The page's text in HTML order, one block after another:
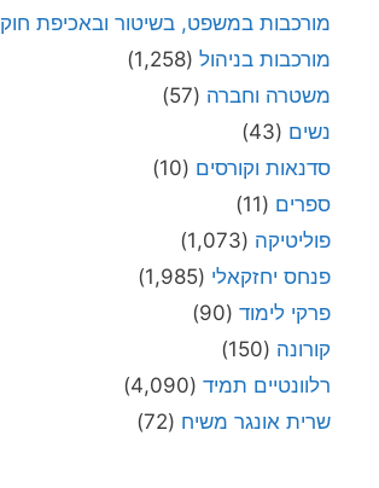
מורכבות במשפט, בשיטור ובאכיפת חוק
מורכבות בניהול (1,258)
משטרה וחברה (57)
נשים (43)
סדנאות וקורסים (10)
ספרים (11)
פוליטיקה (1,073)
פנחס יחזקאלי (1,985)
פרקי לימוד (90)
קורונה (150)
רלוונטיים תמיד (4,090)
שרית אונגר משיח (72)